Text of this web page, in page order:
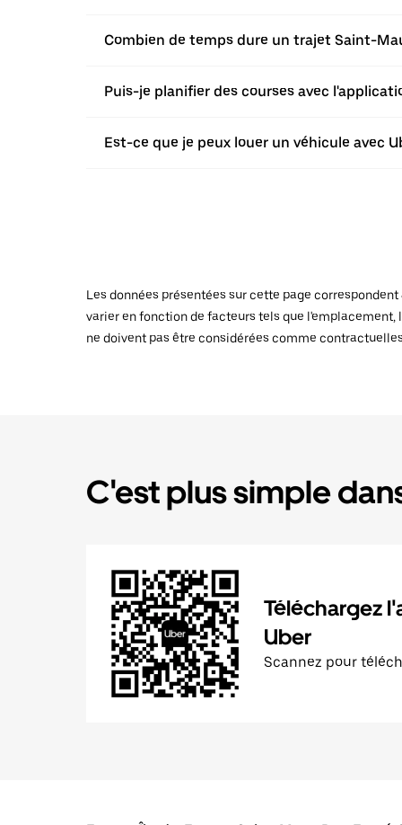
Combien de temps dure un trajet Saint-
Puis-je planifier des courses avec
Est-ce que je peux louer un véhicule avec
Les données présentées sur cette page
varier en fonction de facteurs tels que
ne doivent pas être considérées comme
C'est plus simple
Téléchargez
Uber
Scannez pour